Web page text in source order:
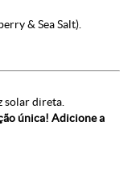
& Sea Salt).
solar direta.
única! Adicione a